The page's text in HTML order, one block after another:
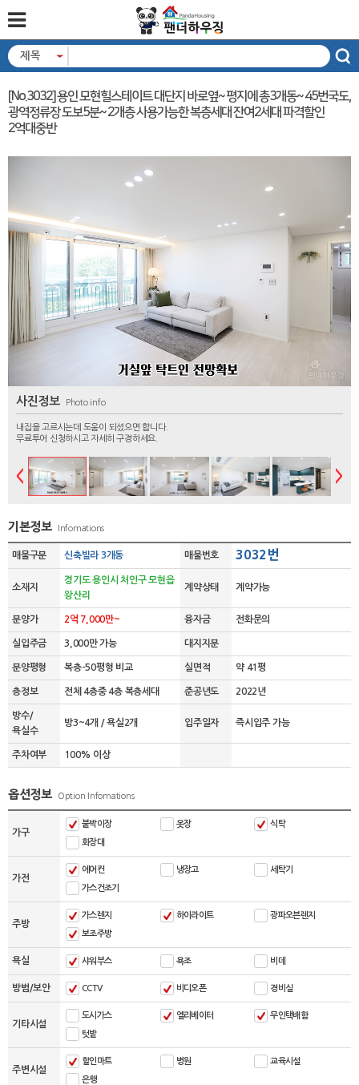
제목
[No.3032] 용인 모현힐스테이트 대단지 바로옆~ 평지에 총3개동~ 45번국도,
광역정류장 도보5분~ 2개층 사용가능한 복층세대 잔여2세대 파격할인
2억대중반
사진정보 Photo info
내집을 고르시는데 도움이 되셨으면 합니다.
무료투어 신청하시고 자세히 구경하세요.
기본정보 Infomations
매물구분 신축빌라 3개동 매물번호 3032번
소재지
경기도 용인시 처인구 모현읍
왕산리
계약상태 계약가능
분양가 2억 7,000만~ 융자금 전화문의
실입주금 3,000만 가능 대지지분
분양평형 복층-50평형 비교 실면적 약 41평
층정보 전체 4층중 4층 복층세대 준공년도 2022년
방수/
욕실수
방3~4개 / 욕실2개 입주일자 즉시입주 가능
주차여부 100% 이상
옵션정보 Option Infomations
가구
붙박이장 옷장 식탁
화장대
가전
에어컨 냉장고 세탁기
가스건조기
주방
가스렌지 하이라이트 광파오븐렌지
보조주방
욕실 샤워부스 욕조 비데
방범/보안 CCTV 비디오폰 경비실
기타시설
도시가스 엘리베이터 무인택배함
텃밭
주변시설
할인마트 병원 교육시설
은행